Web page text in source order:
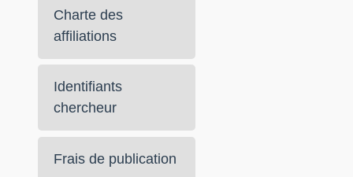
Charte des
affiliations
Identifiants
chercheur
Frais de publication